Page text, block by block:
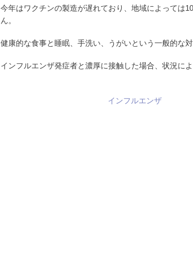
今年はワクチンの製造が遅れており、地域によっては
ん。
健康的な食事と睡眠、手洗い、うがいという一般的な対
インフルエンザ発症者と濃厚に接触した場合、状況に
インフルエンザ